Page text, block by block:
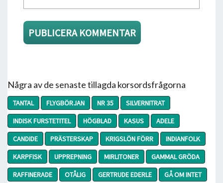
Några av de senaste tillagda korsordsfrågorna
TANTAL FLYGBÖRJAN NR 35
SILVERNITRAT
INDISK FURSTETITEL
HÖGBLAD KASUS
ADELE
CANDIDE
PRÄSTERSKAP KRIGSLÖN FÖRR
INDIANFOLK
KARPFISK
UPPREPNING MIRLITONER
GAMMAL GRÖDA
RAFFINERADE
OTÅLIG GERTRUDE EDERLE GÅ OM INTET